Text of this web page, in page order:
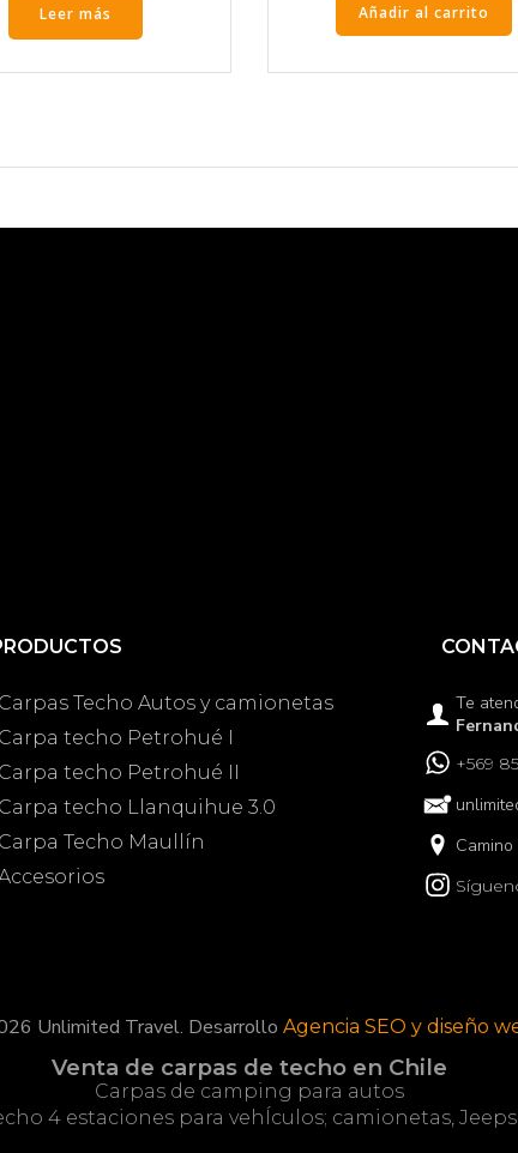
Leer más Añadir al carrito
Carpas Techo Autos y camionetas
Carpa techo Petrohué I
Carpa techo Petrohué II
Carpa techo Llanquihue 3.0
Carpa Techo Maullín
Te
+569
Unlimited Travel. Desarrollo Agencia SEO y diseño
Venta de carpas de techo en Chile
Carpas de camping para autos
4 estaciones para vehÍculos; camionetas, Jeeps,